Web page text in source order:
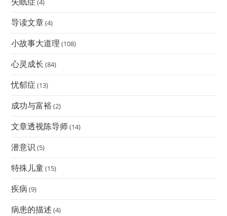
(4)
导读文章(4)
小故事大道理 (108)
心灵成长 (84)
忧郁症 (13)
成功与富裕(2)
文章透视陈导师(14)
潜意识 (5)
特殊儿童(15)
疾病 (9)
病患的描述 (4)